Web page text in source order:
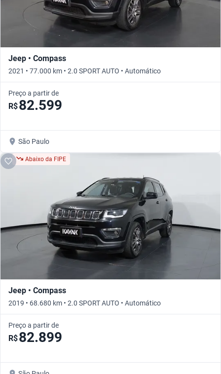
Jeep • Compass
2021 • 77.000 km • 2.0 SPORT AUTO • Automático
Preço a partir de
R$82.599
São Paulo
Abaixo da FIPE
Jeep • Compass
2019 • 68.680 km • 2.0 SPORT AUTO • Automático
Preço a partir de
R$82.899